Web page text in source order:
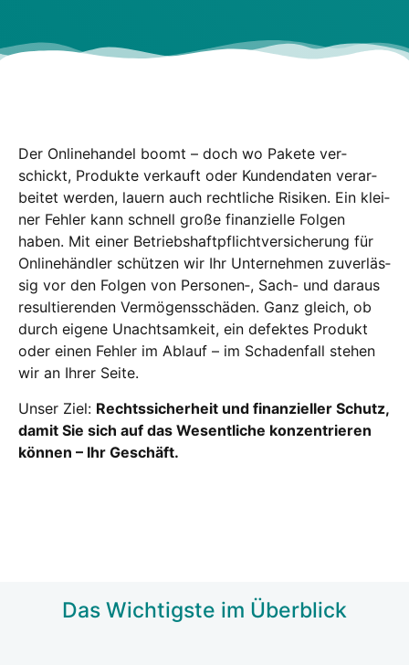
Der Online­han­del boomt – doch wo Pake­te ver­
schickt, Pro­duk­te ver­kauft oder Kun­den­da­ten ver­ar­
bei­tet wer­den, lau­ern auch recht­li­che Risi­ken. Ein klei­
ner Feh­ler kann schnell gro­ße finan­zi­el­le Fol­gen
haben. Mit einer Betriebs­haft­pflicht­ver­si­che­rung für
Online­händ­ler schüt­zen wir Ihr Unter­neh­men zuver­läs­
sig vor den Fol­gen von Personen‑, Sach- und dar­aus
resul­tie­ren­den Ver­mö­gens­schä­den. Ganz gleich, ob
durch eige­ne Unacht­sam­keit, ein defek­tes Pro­dukt
oder einen Feh­ler im Ablauf – im Scha­den­fall ste­hen
wir an Ihrer Sei­te.
Unser Ziel: Rechts­si­cher­heit und finan­zi­el­ler Schutz,
damit Sie sich auf das Wesent­li­che kon­zen­trie­ren
kön­nen – Ihr Geschäft.
Das Wich­tigs­te im Über­blick